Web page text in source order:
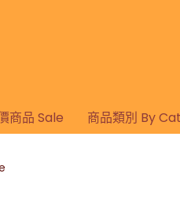
商品 Sale 商品類別 By